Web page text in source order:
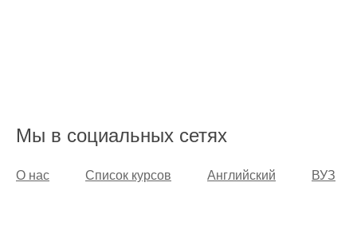
Мы в социальных сетях
О нас Список курсов Английский ВУЗ